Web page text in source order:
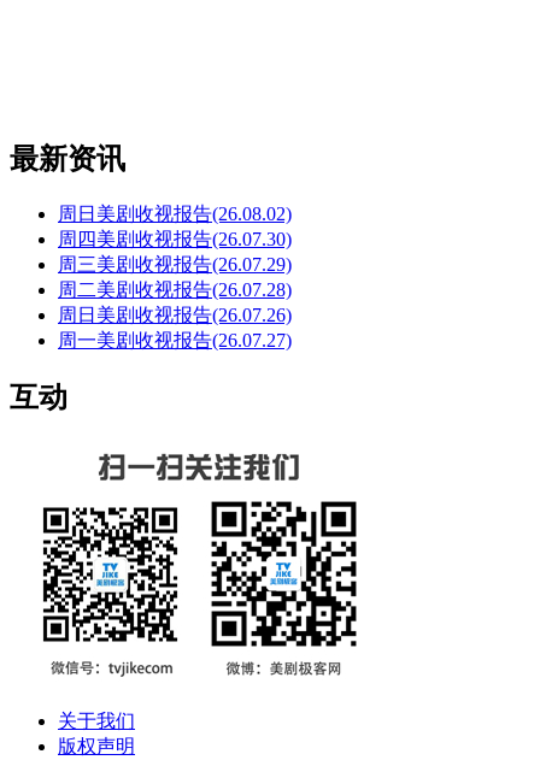
最新资讯
周日美剧收视报告(26.08.02)
周四美剧收视报告(26.07.30)
周三美剧收视报告(26.07.29)
周二美剧收视报告(26.07.28)
周日美剧收视报告(26.07.26)
周一美剧收视报告(26.07.27)
互动
关于我们
版权声明